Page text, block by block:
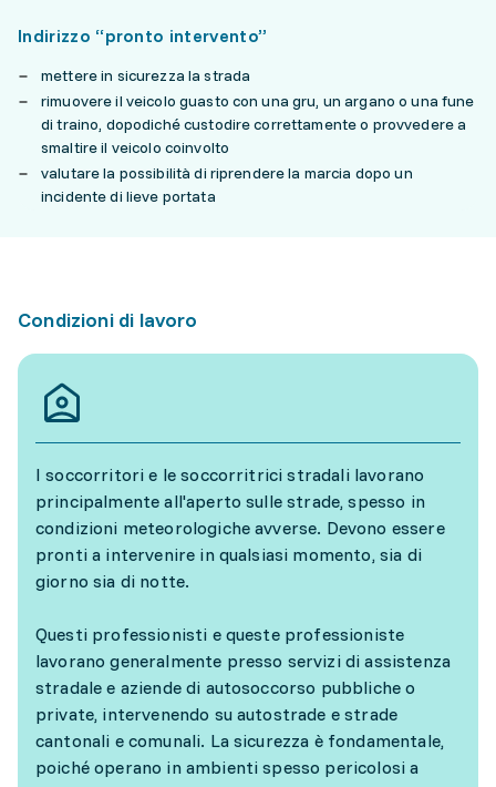
Indirizzo “pronto intervento”
mettere in sicurezza la strada
rimuovere il veicolo guasto con una gru, un argano o una fune
di traino, dopodiché custodire correttamente o provvedere a
smaltire il veicolo coinvolto
valutare la possibilità di riprendere la marcia dopo un
incidente di lieve portata
Condizioni di lavoro
I soccorritori e le soccorritrici stradali lavorano
principalmente all'aperto sulle strade, spesso in
condizioni meteorologiche avverse. Devono essere
pronti a intervenire in qualsiasi momento, sia di
giorno sia di notte.
Questi professionisti e queste professioniste
lavorano generalmente presso servizi di assistenza
stradale e aziende di autosoccorso pubbliche o
private, intervenendo su autostrade e strade
cantonali e comunali. La sicurezza è fondamentale,
poiché operano in ambienti spesso pericolosi a